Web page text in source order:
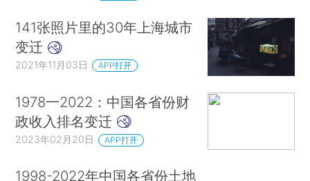
141张照片里的30年上海城市
变迁
2021年11月03日 APP打开
1978一2022：中国各省份财
政收入排名变迁
2023年02月20日 APP打开
1998-2022年中国各省份土地